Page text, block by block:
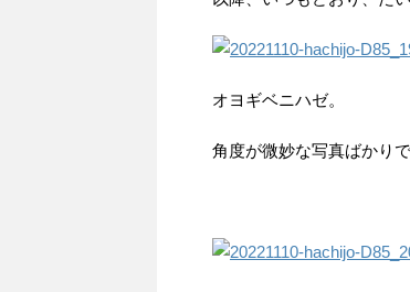
オヨギベニハゼ。
角度が微妙な写真ばかりで